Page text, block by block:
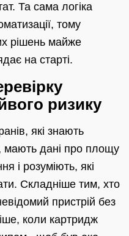
Та сама логіка
тому
рішень майже
на старті.
ризику
які знають
мають дані про площу
і розуміють, які
Складніше тим, хто
пристрій без
коли картридж